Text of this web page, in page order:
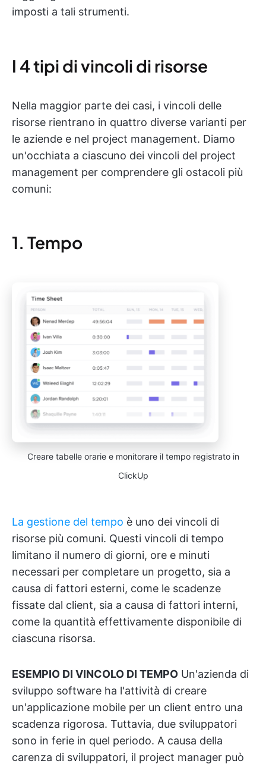
imposti a tali strumenti.
I 4 tipi di vincoli di risorse
Nella maggior parte dei casi, i vincoli delle
risorse rientrano in quattro diverse varianti per
le aziende e nel project management. Diamo
un'occhiata a ciascuno dei vincoli del project
management per comprendere gli ostacoli più
comuni:
1. Tempo
Creare tabelle orarie e monitorare il tempo registrato in
ClickUp
La gestione del tempo è uno dei vincoli di
risorse più comuni. Questi vincoli di tempo
limitano il numero di giorni, ore e minuti
necessari per completare un progetto, sia a
causa di fattori esterni, come le scadenze
fissate dal client, sia a causa di fattori interni,
come la quantità effettivamente disponibile di
ciascuna risorsa.
ESEMPIO DI VINCOLO DI TEMPO Un'azienda di
sviluppo software ha l'attività di creare
un'applicazione mobile per un client entro una
scadenza rigorosa. Tuttavia, due sviluppatori
sono in ferie in quel periodo. A causa della
carenza di sviluppatori, il project manager può